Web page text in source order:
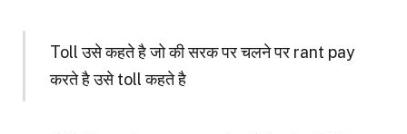
Toll उसे कहते है जो की सरक पर चलने पर rant pay
करते है उसे toll कहते है